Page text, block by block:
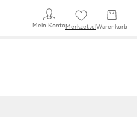
Mein KontoMerkzettel Warenkorb